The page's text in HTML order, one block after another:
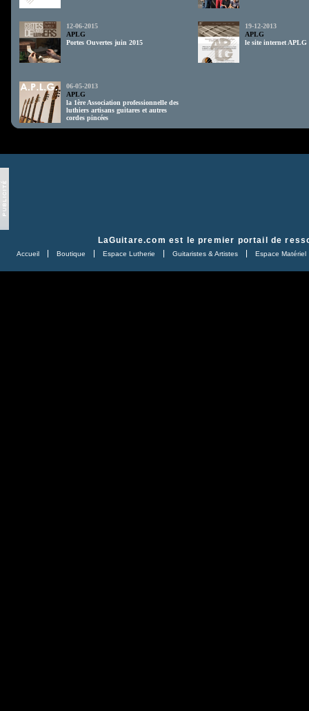
12-06-2015
APLG
Portes Ouvertes juin 2015
19-12-2013
APLG
le site internet APLG
06-05-2013
APLG
la 1ère Association professionnelle des
luthiers artisans guitares et autres
cordes pincées
LaGuitare.com est le premier portail de
Accueil Boutique Espace Lutherie Guitaristes & Artistes Espace Matériel